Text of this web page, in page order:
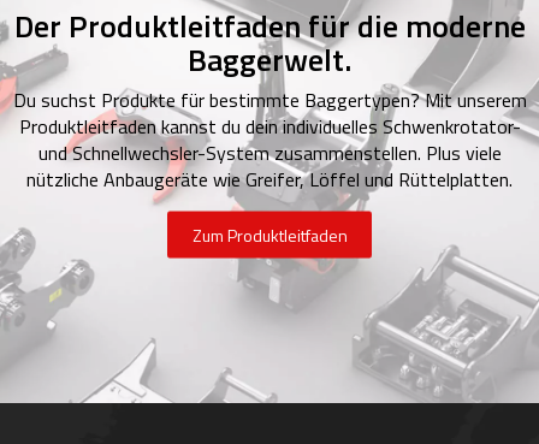
Der Produktleitfaden für die moderne
Baggerwelt.
Du suchst Produkte für bestimmte Baggertypen? Mit unserem
Produktleitfaden kannst du dein individuelles Schwenkrotator-
und Schnellwechsler-System zusammenstellen. Plus viele
nützliche Anbaugeräte wie Greifer, Löffel und Rüttelplatten.
Zum Produktleitfaden